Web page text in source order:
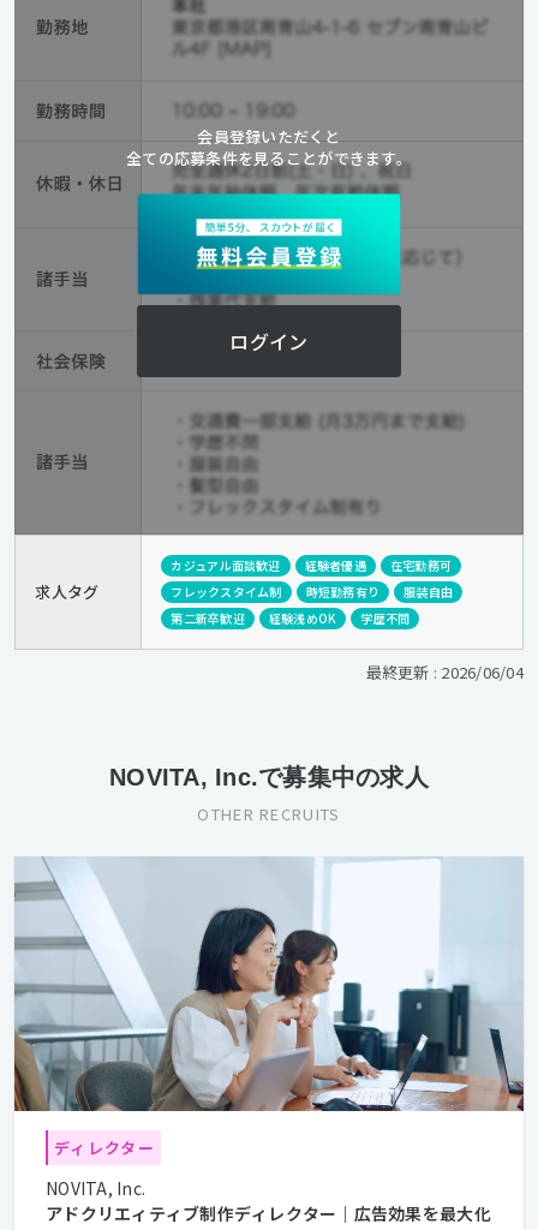
会員登録いただくと
全ての応募条件を見ることができます。
ログイン
求人タグ
カジュアル面談歓迎 経験者優遇
在宅勤務可
フレックスタイム制
時短勤務有り
服装自由
第二新卒歓迎
経験浅めOK 学歴不問
最終更新 : 2026/06/04
NOVITA, Inc.で募集中の求人
OTHER RECRUITS
ディレクター
NOVITA, Inc.
アドクリエィティブ制作ディレクター｜広告効果を最大化